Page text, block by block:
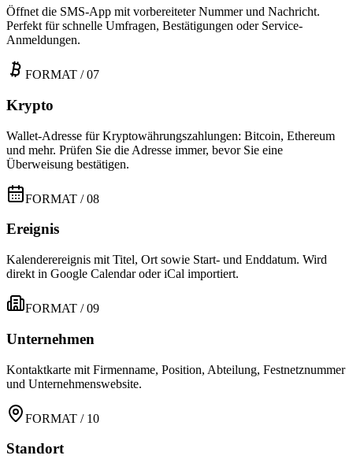
Öffnet die SMS-App mit vorbereiteter Nummer und Nachricht.
Perfekt für schnelle Umfragen, Bestätigungen oder Service-
Anmeldungen.
FORMAT / 07
Krypto
Wallet-Adresse für Kryptowährungszahlungen: Bitcoin, Ethereum
und mehr. Prüfen Sie die Adresse immer, bevor Sie eine
Überweisung bestätigen.
FORMAT / 08
Ereignis
Kalenderereignis mit Titel, Ort sowie Start- und Enddatum. Wird
direkt in Google Calendar oder iCal importiert.
FORMAT / 09
Unternehmen
Kontaktkarte mit Firmenname, Position, Abteilung, Festnetznummer
und Unternehmenswebsite.
FORMAT / 10
Standort